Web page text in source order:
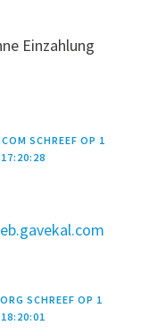
Einzahlung
SCHREEF OP 1
SCHREEF OP 1